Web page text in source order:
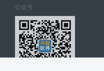
公众号